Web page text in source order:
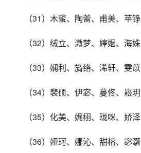
（31）木蜜、陶蕾、甫美、苹铮
（32）绒立、溦梦、婷姻、海姝
（33）娴利、旖络、浠轩、雯苡
（34）裴硕、伊宓、蔓佟、崧玥
（35）化美、娓栩、珑咪、娇泽
（36）娅珂、娜沁、甜榕、宓灏